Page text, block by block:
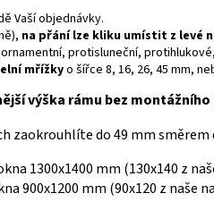
Vaší objednávky.
na přání lze kliku umístit z levé
protisluneční,
mřížkyo šířce 8, 16, 26, 45 mm,
výška rámu bez
zaokrouhlíte do 49 mm
1300x1400 mm (130x140 z
900x1200 mm (90x120 z naše